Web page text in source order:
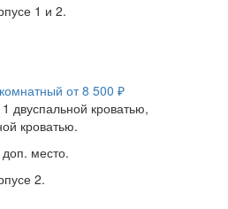
1 и 2.
от 8 500 ₽
двуспальной кроватью,
кроватью.
место.
2.